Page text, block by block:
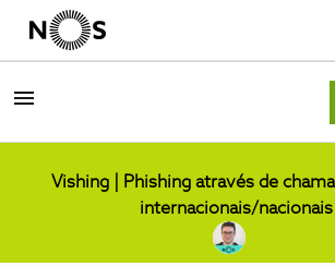
Vishing | Phishing através de
internacionais/nacionais